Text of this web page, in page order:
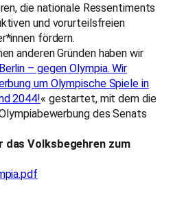
die nationale Ressentiments
und vorurteilsfreien
fördern.
anderen Gründen haben wir
– gegen Olympia. Wir
um Olympische Spiele in
2044!« gestartet, mit dem die
des Senats
Volksbegehren zum